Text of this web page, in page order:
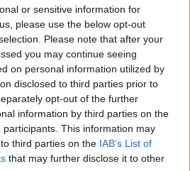
or sensitive information for
please use the below opt-out
Please note that after your
you may continue seeing
on personal information utilized by
disclosed to third parties prior to
opt-out of the further
information by third parties on the
participants. This information may
third parties on the IAB’s List of
that may further disclose it to other
a Norris-Piastri párost a
borítaná fel Verstappenért